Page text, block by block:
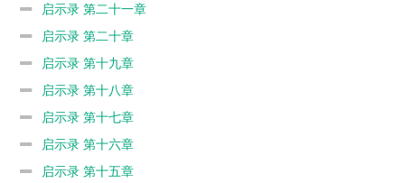
启示录 第二十一章
启示录 第二十章
启示录 第十九章
启示录 第十八章
启示录 第十七章
启示录 第十六章
启示录 第十五章